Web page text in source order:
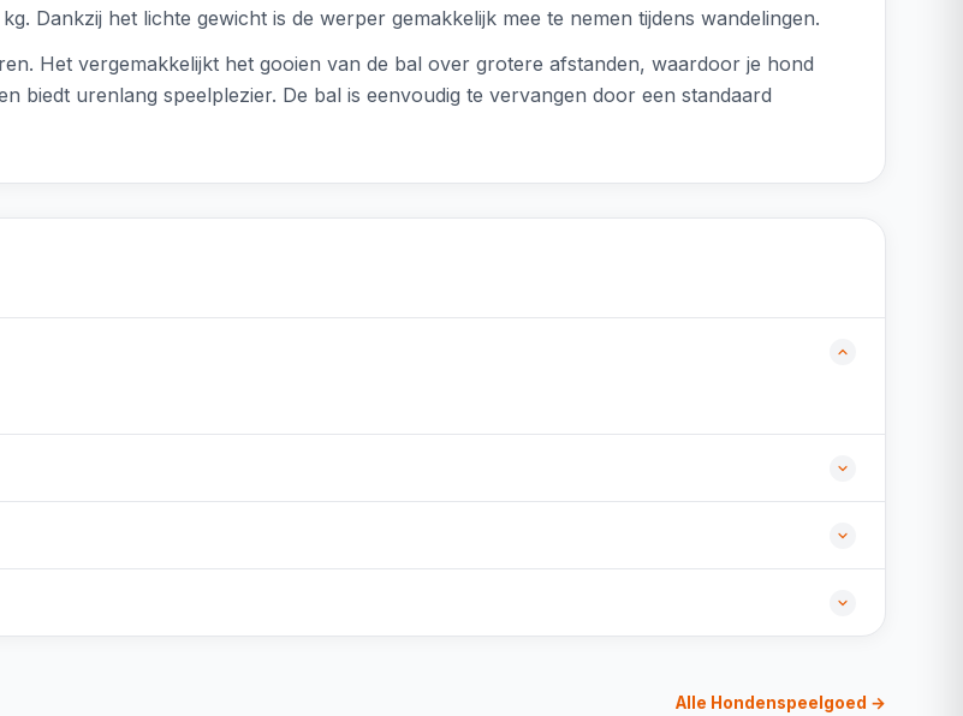
Dankzij het lichte gewicht is de werper gemakkelijk mee te nemen tijdens wandelingen.
Het vergemakkelijkt het gooien van de bal over grotere afstanden, waardoor je hond
biedt urenlang speelplezier. De bal is eenvoudig te vervangen door een standaard
Alle Hondenspeelgoed →